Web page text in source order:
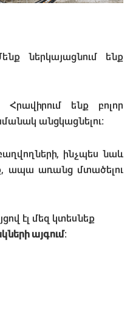
ներկայացնում ենք
Հրավիրում ենք բոլոր
անցկացնելու։
ինչպես նաև
ապա առանց մտածելու
էլ մեզ կտեսնեք
այգում։